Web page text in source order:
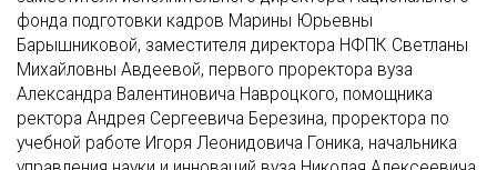
фонда подготовки кадров Марины Юрьевны
Барышниковой, заместителя директора НФПК Светланы
Михайловны Авдеевой, первого проректора вуза
Александра Валентиновича Навроцкого, помощника
ректора Андрея Сергеевича Березина, проректора по
учебной работе Игоря Леонидовича Гоника, начальника